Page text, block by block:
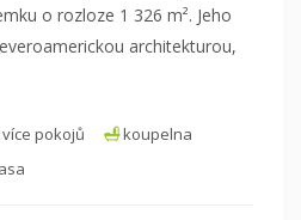
o rozloze 1 326 m². Jeho
architekturou,
více pokojů
koupelna